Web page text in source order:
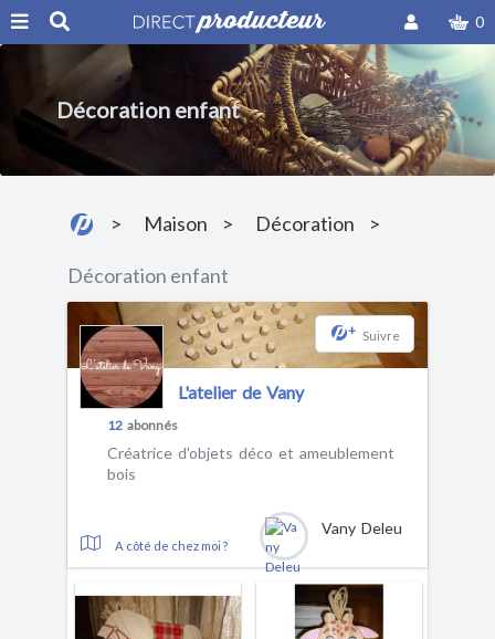
0
Décoration enfant
Maison Décoration
Décoration enfant
+ Suivre
L'atelier de Vany
12 abonnés
Créatrice d'objets déco et ameublement
bois
A côté de chez moi ?
Vany Deleu